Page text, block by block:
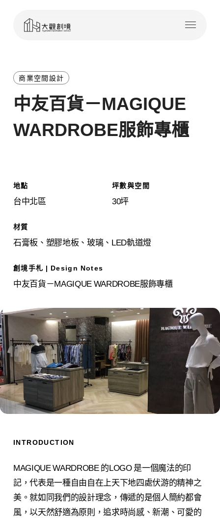
Menu
商業空間設計
中友百貨－MAGIQUE
WARDROBE服飾專櫃
地點
台中北區
坪數與空間
30坪
材質
石膏板、塑膠地板、玻璃、LED軌道燈
創境手札 | Design Notes
中友百貨－MAGIQUE WARDROBE服飾專櫃
INTRODUCTION
MAGIQUE WARDROBE 的LOGO 是一個魔法的印
記，代表是一種自由自在上天下地四處伏游的精神之
美。就如同我們的設計理念，傳遞的是個人簡約都會
風，以天然舒適為原則，追求時尚感、新潮、可愛的